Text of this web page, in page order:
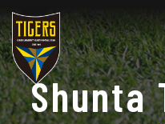
Shunta